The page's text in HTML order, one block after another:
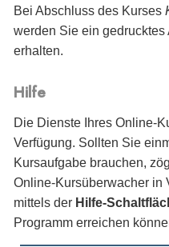
Bei Abschluss des Kurses
werden Sie ein gedrucktes
erhalten.
Hilfe
Die Dienste Ihres Online-
Verfügung. Sollten Sie
Kursaufgabe brauchen,
Online-Kursüberwacher in
mittels der Hilfe-
Programm erreichen